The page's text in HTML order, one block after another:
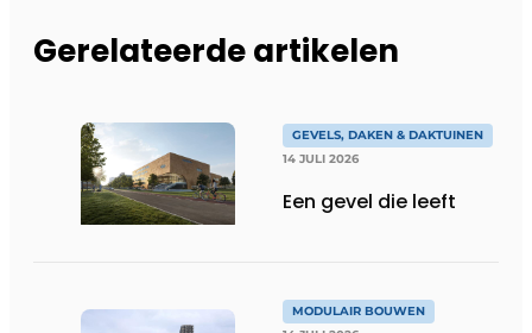
Gerelateerde artikelen
GEVELS, DAKEN & DAKTUINEN
14 JULI 2026
Een gevel die leeft
MODULAIR BOUWEN